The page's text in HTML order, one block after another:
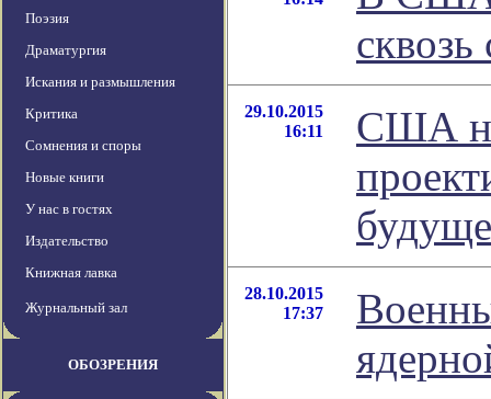
Поэзия
Драматургия
Искания и размышления
Критика
Сомнения и споры
Новые книги
У нас в гостях
Издательство
Книжная лавка
Журнальный зал
ОБОЗРЕНИЯ
29.10.2015
16:11
США
28.10.2015
17:37